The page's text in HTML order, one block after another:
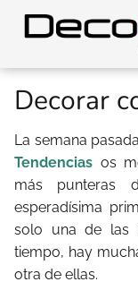
Decorar
La semana
Tendencias os
más punteras
esperadísima
solo una de las
tiempo, hay
otra de ellas.